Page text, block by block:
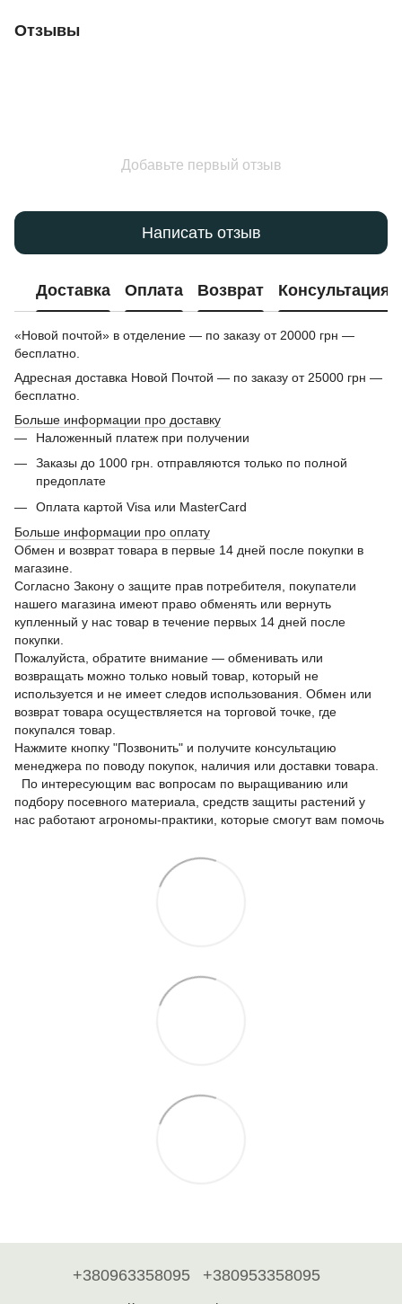
Отзывы
Добавьте первый отзыв
Написать отзыв
Доставка Оплата Возврат Консультация
«Новой почтой» в отделение — по заказу от 20000 грн —
бесплатно.
Адресная доставка Новой Почтой — по заказу от 25000 грн —
бесплатно.
Больше информации про доставку
Наложенный платеж при получении
Заказы до 1000 грн. отправляются только по полной
предоплате
Оплата картой Visa или MasterCard
Больше информации про оплату
Обмен и возврат товара в первые 14 дней после покупки в
магазине.
Согласно Закону о защите прав потребителя, покупатели
нашего магазина имеют право обменять или вернуть
купленный у нас товар в течение первых 14 дней после
покупки.
Пожалуйста, обратите внимание — обменивать или
возвращать можно только новый товар, который не
используется и не имеет следов использования. Обмен или
возврат товара осуществляется на торговой точке, где
покупался товар.
Нажмите кнопку "Позвонить" и получите консультацию
менеджера по поводу покупок, наличия или доставки товара.
По интересующим вас вопросам по выращиванию или
подбору посевного материала, средств защиты растений у
нас работают агрономы-практики, которые смогут вам помочь
+380963358095 +380953358095